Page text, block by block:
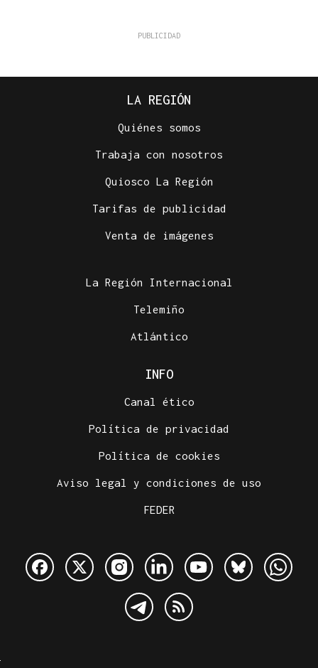
LA REGIÓN
Quiénes somos
Trabaja con nosotros
Quiosco La Región
Tarifas de publicidad
Venta de imágenes
La Región Internacional
Telemiño
Atlántico
INFO
Canal ético
Política de privacidad
Política de cookies
Aviso legal y condiciones de uso
FEDER